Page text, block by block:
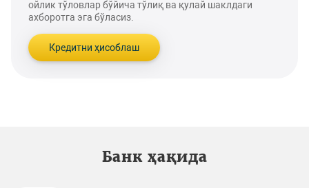
ойлик тўловлар бўйича тўлиқ ва қулай шаклдаги
ахборотга эга бўласиз.
Кредитни ҳисоблаш
Банк ҳақида